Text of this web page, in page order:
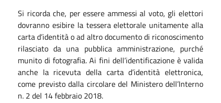
Si ricorda che, per essere ammessi al voto, gli elettori
dovranno esibire la tessera elettorale unitamente alla
carta d’identità o ad altro documento di riconoscimento
rilasciato da una pubblica amministrazione, purché
munito di fotografia. Ai fini dell’identificazione è valida
anche la ricevuta della carta d’identità elettronica,
come previsto dalla circolare del Ministero dell’Interno
n. 2 del 14 febbraio 2018.